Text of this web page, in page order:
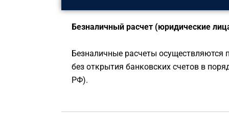
Безналичный расчет (юридические
Безналичные расчеты
без открытия банковских счетов в
РФ).